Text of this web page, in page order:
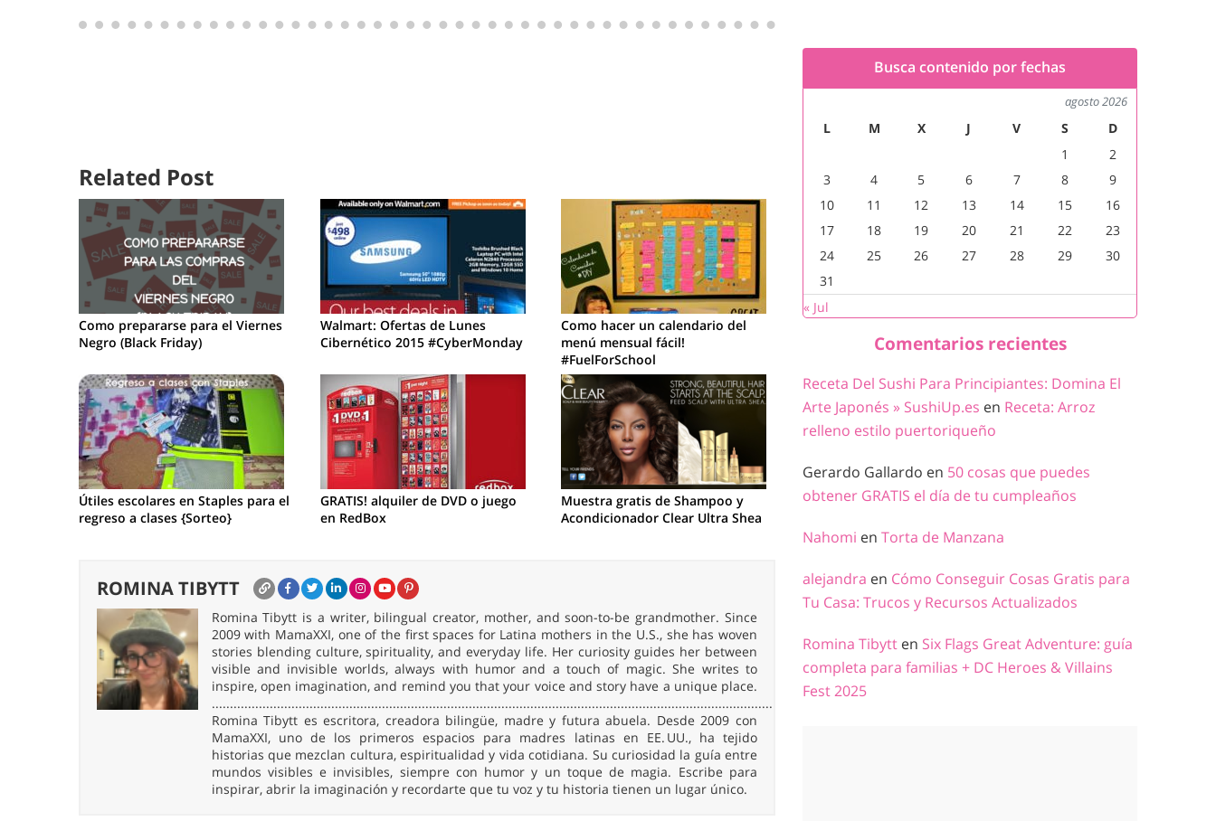
Related Post
Como prepararse para el Viernes
Negro (Black Friday)
Walmart: Ofertas de Lunes
Cibernético 2015 #CyberMonday
Como hacer un calendario del
menú mensual fácil!
#FuelForSchool
Útiles escolares en Staples para el
regreso a clases {Sorteo}
GRATIS! alquiler de DVD o juego
en RedBox
Muestra gratis de Shampoo y
Acondicionador Clear Ultra Shea
ROMINA TIBYTT
Romina Tibytt is a writer, bilingual creator, mother, and soon-to-be grandmother. Since
2009 with MamaXXI, one of the first spaces for Latina mothers in the U.S., she has woven
stories blending culture, spirituality, and everyday life. Her curiosity guides her between
visible and invisible worlds, always with humor and a touch of magic. She writes to
inspire, open imagination, and remind you that your voice and story have a unique place.
...........................................................................................................................................................
Romina Tibytt es escritora, creadora bilingüe, madre y futura abuela. Desde 2009 con
MamaXXI, uno de los primeros espacios para madres latinas en EE. UU., ha tejido
historias que mezclan cultura, espiritualidad y vida cotidiana. Su curiosidad la guía entre
mundos visibles e invisibles, siempre con humor y un toque de magia. Escribe para
inspirar, abrir la imaginación y recordarte que tu voz y tu historia tienen un lugar único.
Busca contenido por fechas
agosto 2026
L M X J V S
D
1
2
3
4 5 6 7 8
9
10
11 12 13 14 15
16
17
18 19 20 21 22
23
24
25 26 27 28 29
30
31
« Jul
Comentarios recientes
Receta Del Sushi Para Principiantes: Domina El
Arte Japonés » SushiUp.es en Receta: Arroz
relleno estilo puertoriqueño
Gerardo Gallardo en 50 cosas que puedes
obtener GRATIS el día de tu cumpleaños
Nahomi en Torta de Manzana
alejandra en Cómo Conseguir Cosas Gratis para
Tu Casa: Trucos y Recursos Actualizados
Romina Tibytt en Six Flags Great Adventure: guía
completa para familias + DC Heroes & Villains
Fest 2025